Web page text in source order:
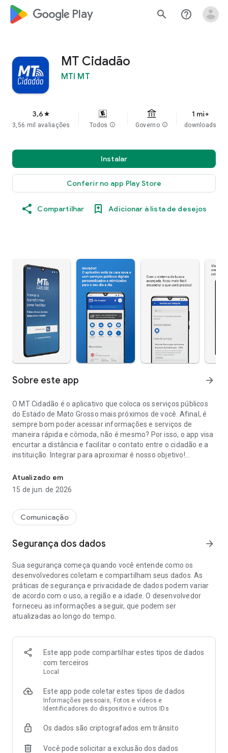
google_logo Play search help_outline
MT Cidadão
MTI MT
3,6 star
3,56 mil avaliações Todos info Governo info
1 mi+
downloads
Instalar
Conferir no app Play Store
Compartilhar Adicionar à lista de desejos
Sobre este app arrow_forward
O MT Cidadão é o aplicativo que coloca os serviços públicos
do Estado de Mato Grosso mais próximos de você. Afinal, é
sempre bom poder acessar informações e serviços de
maneira rápida e cômoda, não é mesmo? Por isso, o app visa
encurtar a distância e facilitar o contato entre o cidadão e a
instituição. Integrar para aproximar é nosso objetivo!
Disponível para Android e iPhone (iOS), com ele, o cidadão
pode acessar serviços fornecidos pelo Governo do Estado de
Mato Grosso, apresentar seus documentos em formato
pagamentos, consultas e agendamentos, e receber ajuda
durante uma emergência com o botão SOS.
a validação da sua identidade. Com esta nova ferramenta,
e receber um retorno sobre o seu processo. Instale, conheça
e avalie. É Mato Grosso de mãos dadas com o cidadão!
Atualizado em
15 de jun. de 2026
Comunicação
Segurança dos dados arrow_forward
Sua segurança começa quando você entende como os
desenvolvedores coletam e compartilham seus dados. As
práticas de segurança e privacidade de dados podem variar
de acordo com o uso, a região e a idade. O desenvolvedor
forneceu as informações a seguir, que podem ser
atualizadas ao longo do tempo.
Este app pode compartilhar estes tipos de dados
com terceiros
Local
Este app pode coletar estes tipos de dados
Informações pessoais, Fotos e vídeos e
Identificadores do dispositivo e outros IDs
Os dados são criptografados em trânsito
Você pode solicitar a exclusão dos dados